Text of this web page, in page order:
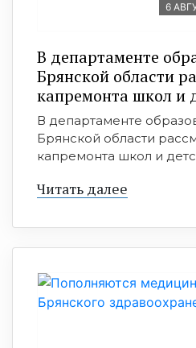
6
В департаменте
Брянской области
капремонта школ и
В департаменте
Брянской области
капремонта школ и
Читать далее